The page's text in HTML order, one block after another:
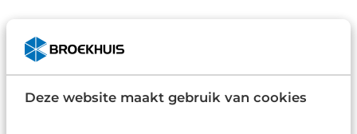
Deze website maakt gebruik van cookies
Ontdek ons uitgebreide aanbod